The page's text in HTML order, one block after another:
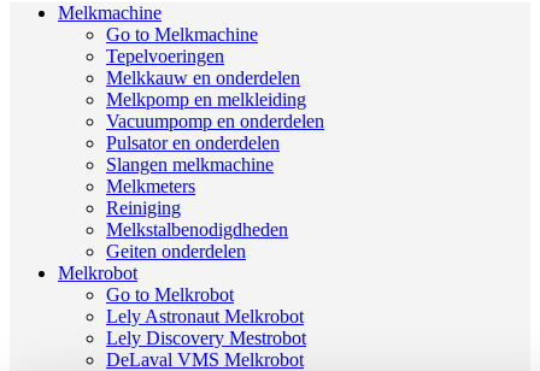
Melkmachine
Go to Melkmachine
Tepelvoeringen
Melkkauw en onderdelen
Melkpomp en melkleiding
Vacuumpomp en onderdelen
Pulsator en onderdelen
Slangen melkmachine
Melkmeters
Reiniging
Melkstalbenodigdheden
Geiten onderdelen
Melkrobot
Go to Melkrobot
Lely Astronaut Melkrobot
Lely Discovery Mestrobot
DeLaval VMS Melkrobot